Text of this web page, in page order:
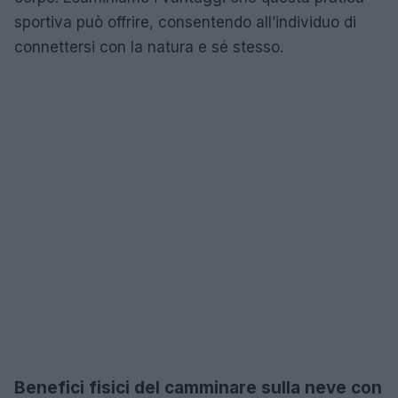
sportiva può offrire, consentendo all’individuo di
connettersi con la natura e sé stesso.
Benefici fisici del camminare sulla neve con